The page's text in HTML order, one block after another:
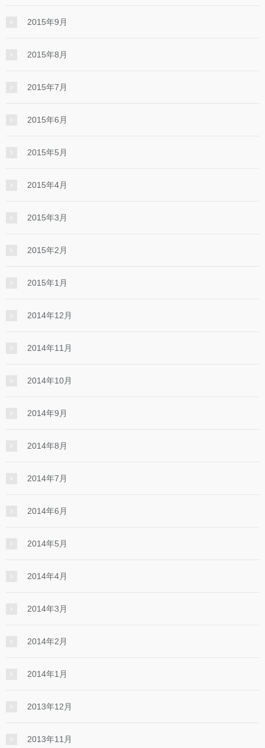
2015年9月
2015年8月
2015年7月
2015年6月
2015年5月
2015年4月
2015年3月
2015年2月
2015年1月
2014年12月
2014年11月
2014年10月
2014年9月
2014年8月
2014年7月
2014年6月
2014年5月
2014年4月
2014年3月
2014年2月
2014年1月
2013年12月
2013年11月